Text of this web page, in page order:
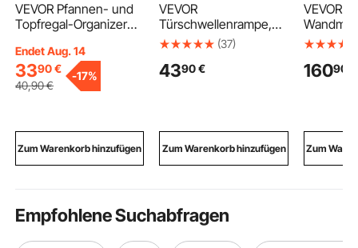
VEVOR Pfannen- und
Topfregal-Organizer
Deckelhalter 2-stufig
Endet Aug. 14
3390€
40,90€
-17%
Zum Warenkorb hinzufügen
VEVOR
Türschwellenrampe,
296x864x59 mm,
Aluminiumlegierung
Heimtreppen für
Rollstühle Roller
(37)
4390 €
Zum Warenkorb hinzufügen
VEVOR
und Rot,
16090
Zum
Empfohlene Suchabfragen